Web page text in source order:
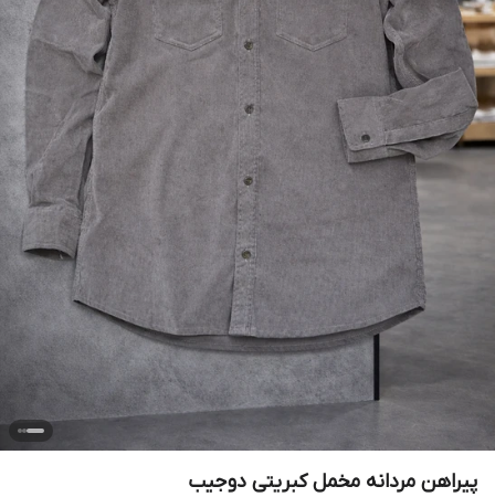
پیراهن مردانه مخمل کبریتی دوجیب